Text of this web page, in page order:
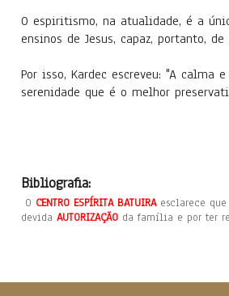
O espiritismo, na atualidade, é a
ensinos de Jesus, capaz, portanto,
Por isso, Kardec escreveu: "A
serenidade que é o melhor
Bibliografia:
O CENTRO ESPÍRITA BATUIRAesclarece que
devida AUTORIZAÇÃO da família e por ter